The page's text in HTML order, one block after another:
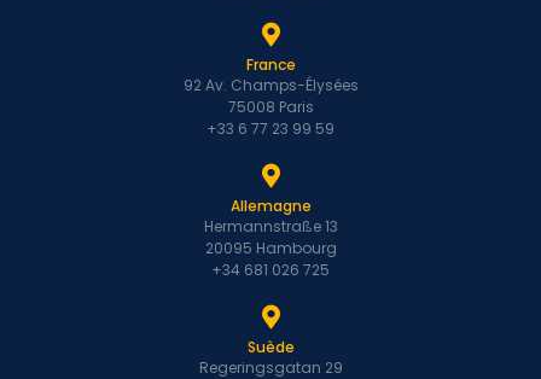
France
92 Av. Champs-Élysées
75008 Paris
+33 6 77 23 99 59
Allemagne
Hermannstraße 13
20095 Hambourg
+34 681 026 725
Suède
Regeringsgatan 29